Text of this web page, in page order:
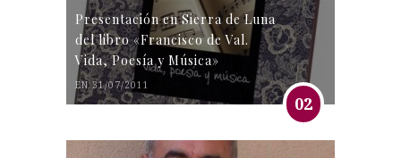
Presentación en Sierra de Luna
del libro «Francisco de Val.
Vida, Poesía y Música»
EN 31/07/2011
02